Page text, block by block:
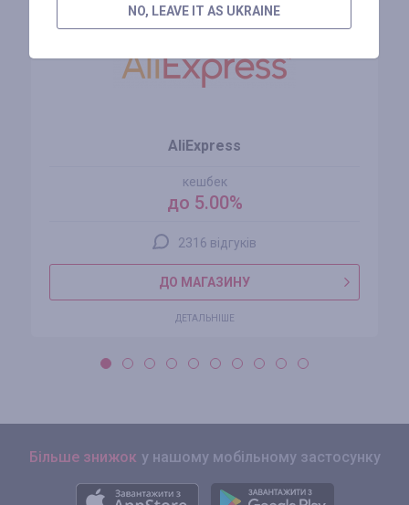
AliExpress
кешбек
до 5.00%
2316 відгуків
ДО МАГАЗИНУ
ДЕТАЛЬНІШЕ
Більше знижок у нашому мобільному застосунку
NO, LEAVE IT AS UKRAINE